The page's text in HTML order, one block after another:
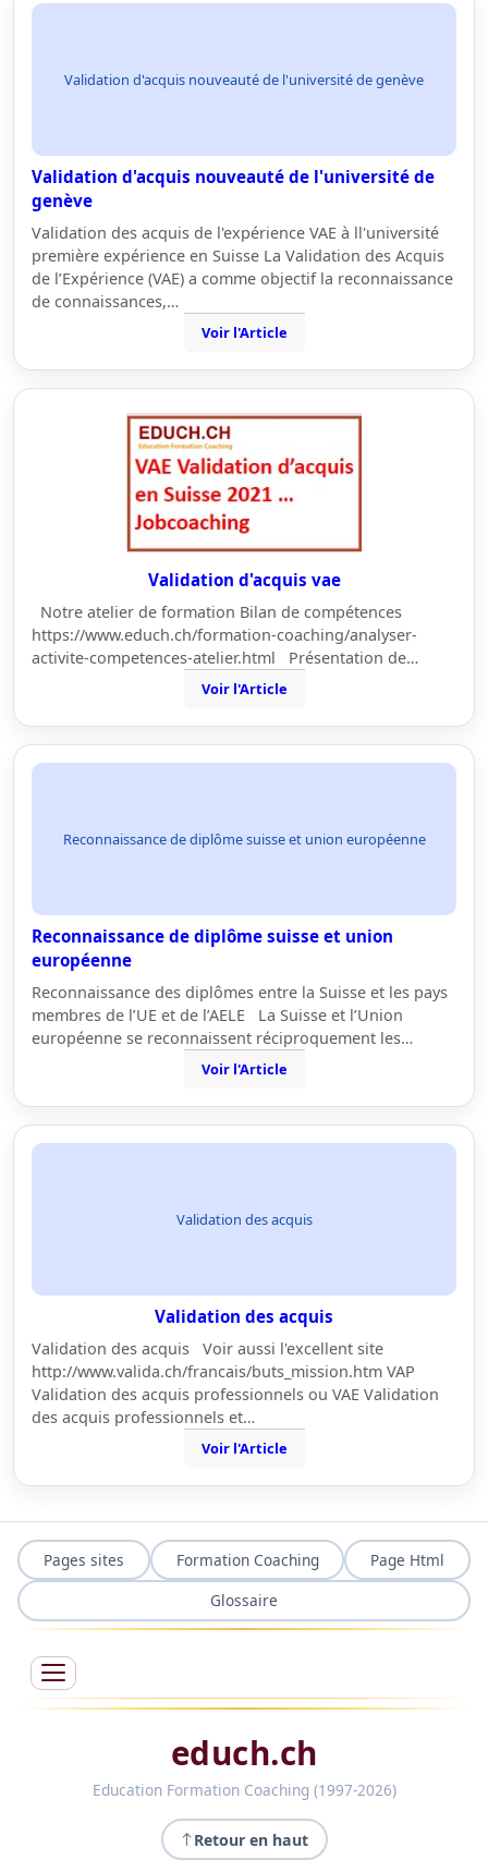
Validation d'acquis nouveauté de l'université de genève
Validation d'acquis nouveauté de l'université de
genève
Validation des acquis de l'expérience VAE à ll'université
première expérience en Suisse La Validation des Acquis
de l’Expérience (VAE) a comme objectif la reconnaissance
de connaissances,…
Voir l'Article
Validation d'acquis vae
Notre atelier de formation Bilan de compétences
https://www.educh.ch/formation-coaching/analyser-
activite-competences-atelier.html Présentation de…
Voir l'Article
Reconnaissance de diplôme suisse et union européenne
Reconnaissance de diplôme suisse et union
européenne
Reconnaissance des diplômes entre la Suisse et les pays
membres de l’UE et de l’AELE La Suisse et l’Union
européenne se reconnaissent réciproquement les…
Voir l'Article
Validation des acquis
Validation des acquis
Validation des acquis Voir aussi l'excellent site
http://www.valida.ch/francais/buts_mission.htm VAP
Validation des acquis professionnels ou VAE Validation
des acquis professionnels et…
Voir l'Article
Pages sites Formation Coaching
Page Html
Glossaire
educh.ch
Education Formation Coaching (1997-2026)
Retour en haut